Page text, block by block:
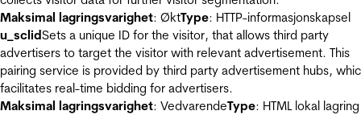
Maksimal lagringsvarighet: ØktType: HTTP-informasjonskapsel
u_sclidSets a unique ID for the visitor, that allows third party
advertisers to target the visitor with relevant advertisement. This
pairing service is provided by third party advertisement hubs,
facilitates real-time bidding for advertisers.
Maksimal lagringsvarighet: VedvarendeType: HTML lokal lagring